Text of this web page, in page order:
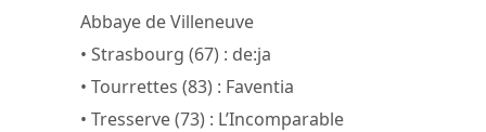
Abbaye de Villeneuve
• Strasbourg (67) : de:ja
• Tourrettes (83) : Faventia
• Tresserve (73) : L’Incomparable